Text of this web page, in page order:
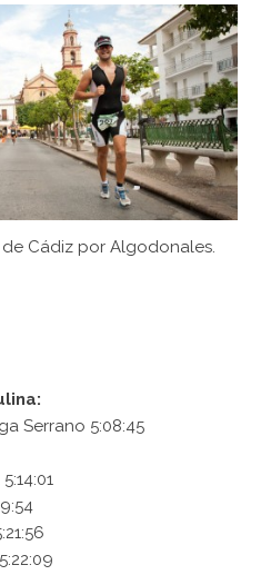
de Cádiz por Algodonales.
Serrano 5:08:45